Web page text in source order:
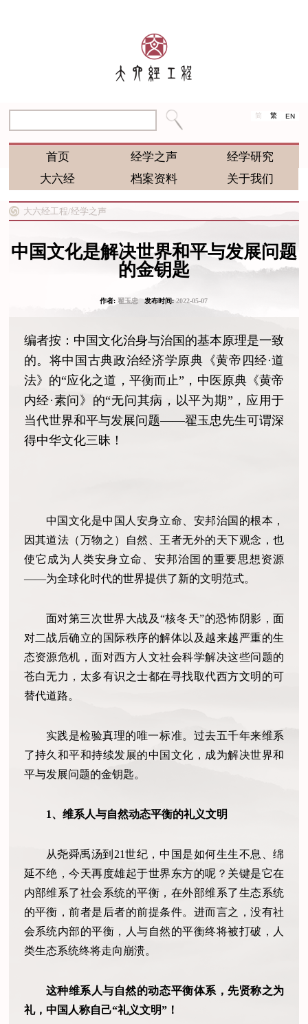
简 繁 EN
首页 经学之声
经学研究
大六经
档案资料 关于我们
大六经工程/经学之声
中国文化是解决世界和平与发展问题
的金钥匙
作者:翟玉忠发布时间:2022-05-07
编者按：中国文化治身与治国的基本原理是一致
的。将中国古典政治经济学原典《黄帝四经·道
法》的“应化之道，平衡而止”，中医原典《黄帝
内经·素问》的“无问其病，以平为期”，应用于
当代世界和平与发展问题——翟玉忠先生可谓深
得中华文化三昧！
中国文化是中国人安身立命、安邦治国的根本，
因其道法（万物之）自然、王者无外的天下观念，也
使它成为人类安身立命、安邦治国的重要思想资源
——为全球化时代的世界提供了新的文明范式。
面对第三次世界大战及“核冬天”的恐怖阴影，面
对二战后确立的国际秩序的解体以及越来越严重的生
态资源危机，面对西方人文社会科学解决这些问题的
苍白无力，太多有识之士都在寻找取代西方文明的可
替代道路。
实践是检验真理的唯一标准。过去五千年来维系
了持久和平和持续发展的中国文化，成为解决世界和
平与发展问题的金钥匙。
1、维系人与自然动态平衡的礼义文明
从尧舜禹汤到21世纪，中国是如何生生不息、绵
延不绝，今天再度雄起于世界东方的呢？关键是它在
内部维系了社会系统的平衡，在外部维系了生态系统
的平衡，前者是后者的前提条件。进而言之，没有社
会系统内部的平衡，人与自然的平衡终将被打破，人
类生态系统终将走向崩溃。
这种维系人与自然的动态平衡体系，先贤称之为
礼，中国人称自己“礼义文明”！